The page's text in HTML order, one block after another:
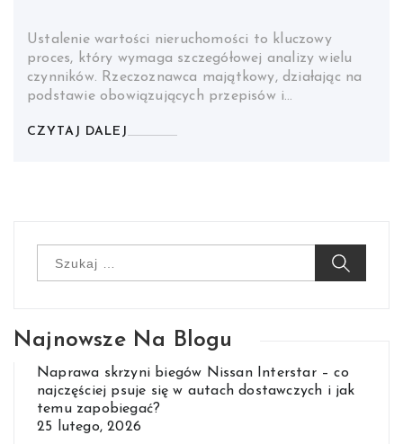
Ustalenie wartości nieruchomości to kluczowy
proces, który wymaga szczegółowej analizy wielu
czynników. Rzeczoznawca majątkowy, działając na
podstawie obowiązujących przepisów i…
CZYTAJ DALEJ
Najnowsze Na Blogu
Naprawa skrzyni biegów Nissan Interstar – co
najczęściej psuje się w autach dostawczych i jak
temu zapobiegać?
25 lutego, 2026